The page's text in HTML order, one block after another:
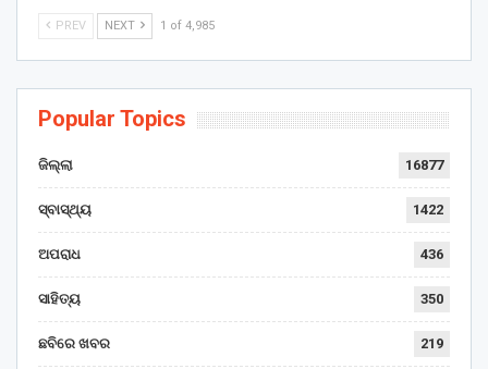
PREV NEXT 1 of 4,985
Popular Topics
ଜିଲ୍ଲା 16877
ସ୍ବାସ୍ଥ୍ୟ 1422
ଅପରାଧ 436
ସାହିତ୍ୟ 350
ଛବିରେ ଖବର 219